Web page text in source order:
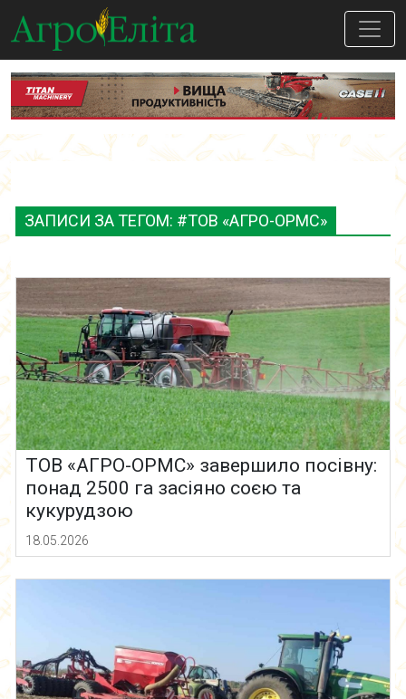
ЗАПИСИ ЗА ТЕГОМ: #ТОВ «АГРО-ОРМС»
ТОВ «АГРО-ОРМС» завершило посівну:
понад 2500 га засіяно соєю та
кукурудзою
18.05.2026